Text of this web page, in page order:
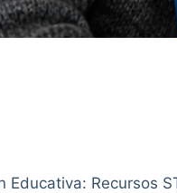
Educativa: Recursos